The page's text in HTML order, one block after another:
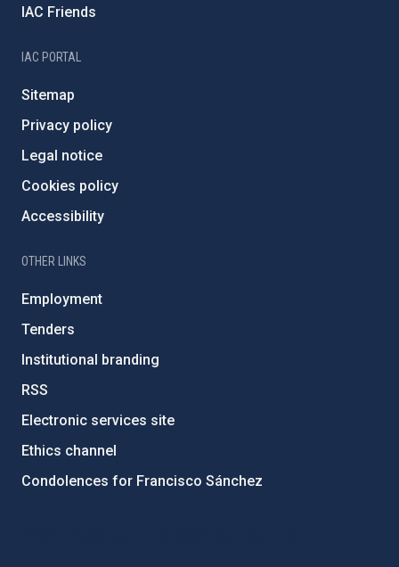
IAC Friends
IAC PORTAL
Sitemap
Privacy policy
Legal notice
Cookies policy
Accessibility
OTHER LINKS
Employment
Tenders
Institutional branding
RSS
Electronic services site
Ethics channel
Condolences for Francisco Sánchez